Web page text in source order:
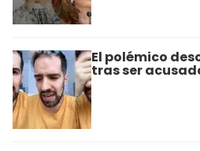
El polémico
tras ser